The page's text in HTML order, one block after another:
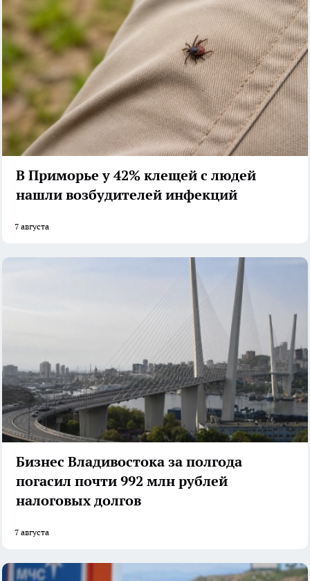
В Приморье у 42% клещей с людей
нашли возбудителей инфекций
7 августа
Бизнес Владивостока за полгода
погасил почти 992 млн рублей
налоговых долгов
7 августа